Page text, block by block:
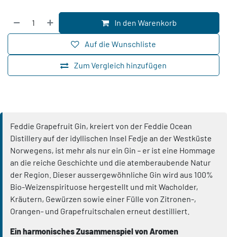
In den Warenkorb
Zum Vergleich hinzufügen
Auf die Wunschliste
Feddie Grapefruit Gin, kreiert von der Feddie Ocean
Distillery auf der idyllischen Insel Fedje an der Westküste
Norwegens, ist mehr als nur ein Gin – er ist eine Hommage
an die reiche Geschichte und die atemberaubende Natur
der Region. Dieser aussergewöhnliche Gin wird aus 100%
Bio-Weizenspirituose hergestellt und mit Wacholder,
Kräutern, Gewürzen sowie einer Fülle von Zitronen-,
Orangen- und Grapefruitschalen erneut destilliert.
Ein harmonisches Zusammenspiel von Aromen